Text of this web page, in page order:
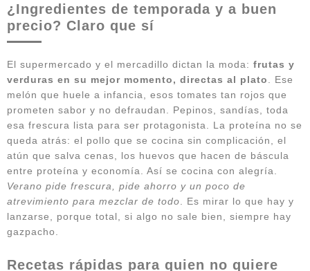
¿Ingredientes de temporada y a buen
precio? Claro que sí
El supermercado y el mercadillo dictan la moda: frutas y
verduras en su mejor momento, directas al plato
. Ese
melón que huele a infancia, esos tomates tan rojos que
prometen sabor y no defraudan. Pepinos, sandías, toda
esa frescura lista para ser protagonista. La proteína no se
queda atrás: el pollo que se cocina sin complicación, el
atún que salva cenas, los huevos que hacen de báscula
entre proteína y economía. Así se cocina con alegría.
Verano pide frescura, pide ahorro y un poco de
atrevimiento para mezclar de todo . Es mirar lo que hay y
lanzarse, porque total, si algo no sale bien, siempre hay
gazpacho.
Recetas rápidas para quien no quiere